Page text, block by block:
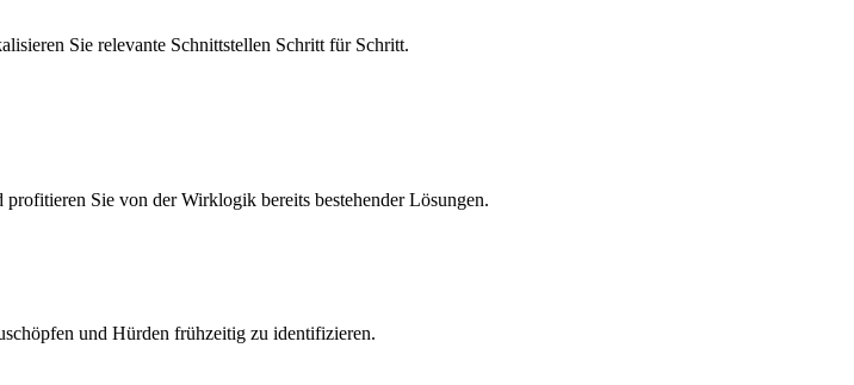
Sie relevante Schnittstellen Schritt für Schritt.
Sie von der Wirklogik bereits bestehender Lösungen.
und Hürden frühzeitig zu identifizieren.